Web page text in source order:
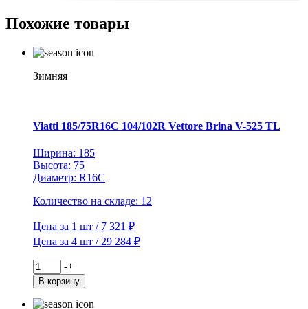
5
Похожие товары
Зимняя
Viatti 185/75R16C 104/102R Vettore Brina V-525 TL
Ширина: 185
Высота: 75
Диаметр: R16C
Количество на складе: 12
Цена за 1 шт / 7 321 ₽
Цена за 4 шт / 29 284 ₽
Количество
товара
Viatti
185/75R16C
-+
В корзину